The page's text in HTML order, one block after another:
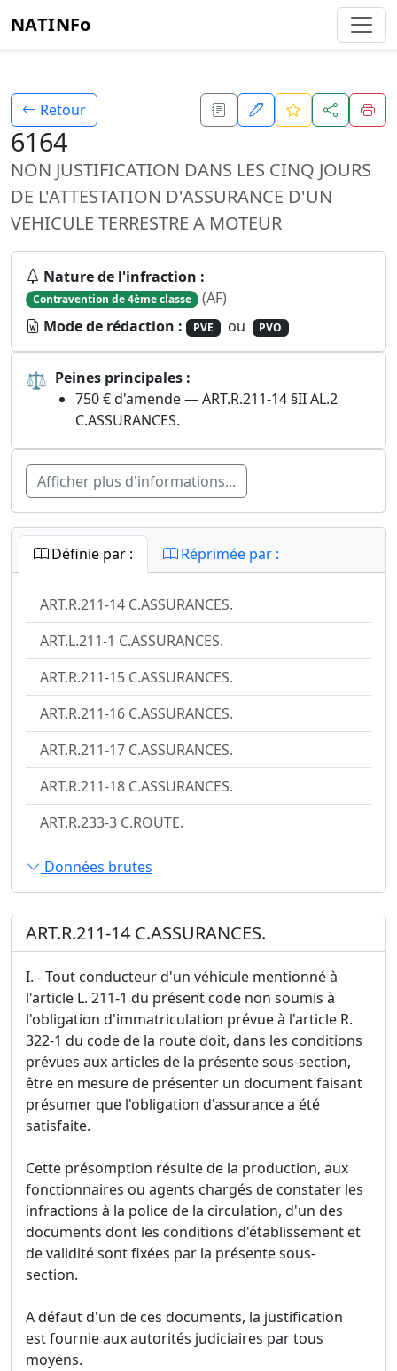
NATINFo
Retour
6164
NON JUSTIFICATION DANS LES CINQ JOURS
DE L'ATTESTATION D'ASSURANCE D'UN
VEHICULE TERRESTRE A MOTEUR
Nature de l'infraction :
Contravention de 4ème classe (AF)
Mode de rédaction :
PVE ou PVO
⚖ Peines principales :
750 € d'amende — ART.R.211-14 §II AL.2
C.ASSURANCES.
Afficher plus d'informations...
Définie par : Réprimée par :
ART.R.211-14 C.ASSURANCES.
ART.L.211-1 C.ASSURANCES.
ART.R.211-15 C.ASSURANCES.
ART.R.211-16 C.ASSURANCES.
ART.R.211-17 C.ASSURANCES.
ART.R.211-18 C.ASSURANCES.
ART.R.233-3 C.ROUTE.
Données brutes
ART.R.211-14 C.ASSURANCES.
I. - Tout conducteur d'un véhicule mentionné à
l'article L. 211-1 du présent code non soumis à
l'obligation d'immatriculation prévue à l'article R.
322-1 du code de la route doit, dans les conditions
prévues aux articles de la présente sous-section,
être en mesure de présenter un document faisant
présumer que l'obligation d'assurance a été
satisfaite.
Cette présomption résulte de la production, aux
fonctionnaires ou agents chargés de constater les
infractions à la police de la circulation, d'un des
documents dont les conditions d'établissement et
de validité sont fixées par la présente sous-
section.
A défaut d'un de ces documents, la justification
est fournie aux autorités judiciaires par tous
moyens.